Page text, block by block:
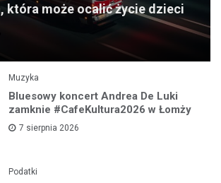
która może ocalić życie dzieci
Muzyka
Bluesowy koncert Andrea De Luki
zamknie #CafeKultura2026 w Łomży
7 sierpnia 2026
Podatki